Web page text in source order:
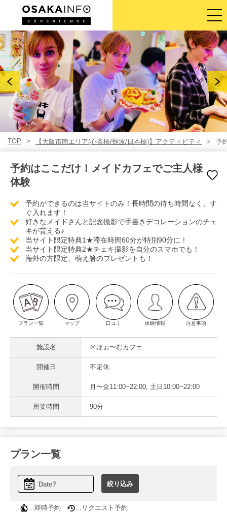
ガイドツアー
チケット
アクティビティ
宿泊
ログイン／登録
日本語
USD
TOP 【大阪市南エリア(心斎橋/難波/日本橋)】アクティビティ 予
予約はここだけ！メイドカフェでご主人様
体験
予約ができるのは当サイトのみ！長時間の待ち時間なく、す
ぐ入れます！
好きなメイドさんと記念撮影で手書きデコレーションのチェ
キが貰える♪
当サイト限定特典1★滞在時間60分が特別90分に！
当サイト限定特典2★チェキ撮影を自分のスマホでも！
海外の方限定、萌え箸のプレゼントも！
プラン一覧 マップ 口コミ 体験情報 注意事項
施設名 ＠ほぉ〜むカフェ
開催日 不定休
開催時間 月〜金11:00~22:00, 土日10:00~22:00
所要時間 90分
プラン一覧
…即時予約 …リクエスト予約